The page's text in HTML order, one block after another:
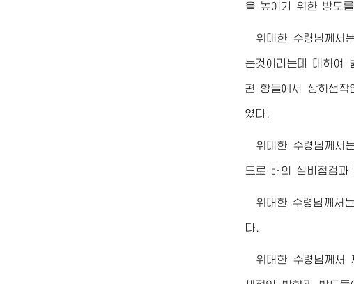
을 높이기 위한 방도를
위대한 수령님 께서
는것이라는데 대하여
편 항들에서 상하선작
였다.
위대한 수령님 께서
므로 배의 설비점검과
위대한 수령님 께서
다.
위대한 수령님 께서